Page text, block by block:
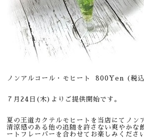
ノンアルコール・モヒート 800Yen (税
７月24日(木)よりご提供開始です。
夏の王道カクテルモヒートを当店にてノン
清涼感のある他の追随を許さない爽やかな
ートフレーバーを合わせてお楽しみくださ